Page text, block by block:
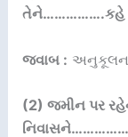
તેને…………….કહે
જવાબ : અનુકૂલન
(2) જમીન પર